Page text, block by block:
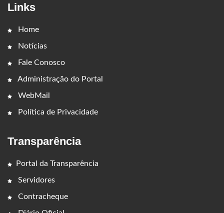
Links
Home
Notícias
Fale Conosco
Administração do Portal
WebMail
Política de Privacidade
Transparência
Portal da Transparência
Servidores
Contracheque